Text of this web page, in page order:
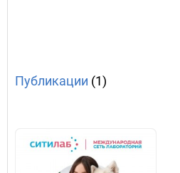
Публикации (1)